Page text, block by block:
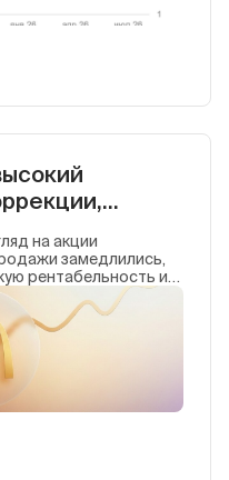
на акции
замедлились,
рентабельность и
а проблемы с
как
благоразумно